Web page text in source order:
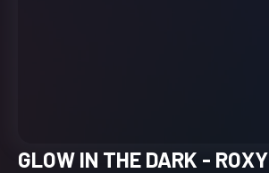
GLOW IN THE DARK - ROXY